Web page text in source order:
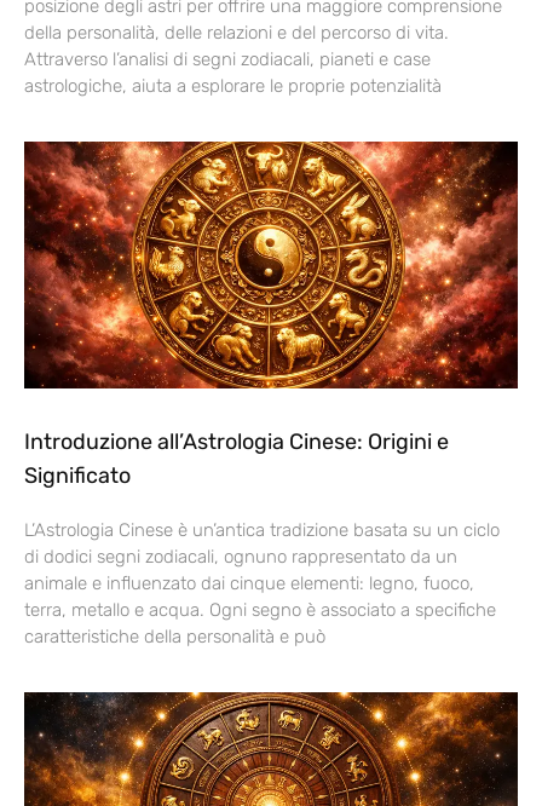
posizione degli astri per offrire una maggiore comprensione
della personalità, delle relazioni e del percorso di vita.
Attraverso l’analisi di segni zodiacali, pianeti e case
astrologiche, aiuta a esplorare le proprie potenzialità
Introduzione all’Astrologia Cinese: Origini e
Significato
L’Astrologia Cinese è un’antica tradizione basata su un ciclo
di dodici segni zodiacali, ognuno rappresentato da un
animale e influenzato dai cinque elementi: legno, fuoco,
terra, metallo e acqua. Ogni segno è associato a specifiche
caratteristiche della personalità e può